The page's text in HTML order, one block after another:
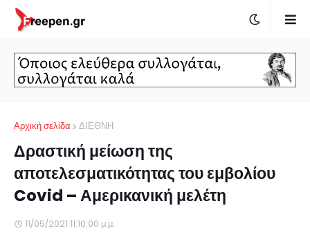
Αρχική σελίδα ΔΙΕΘΝΗ
Δραστική μείωση της
αποτελεσματικότητας του εμβολίου
Covid – Αμερικανική μελέτη
11/05/2021 11:10:00 μ.μ.